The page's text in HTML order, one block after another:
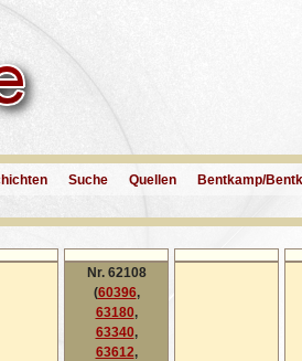
Suche Quellen Bentkamp/
Nr. 62108
(60396,
63180,
63340,
63612,